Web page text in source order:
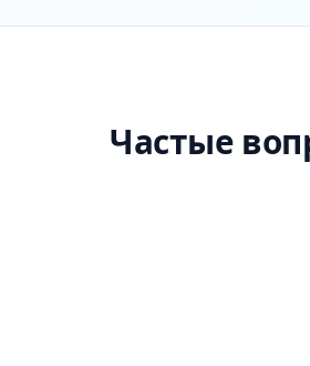
Частые